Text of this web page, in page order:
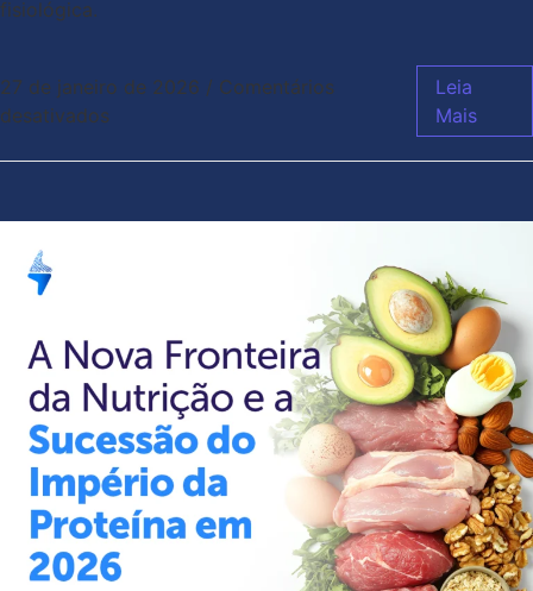
fisiológica.
27 de janeiro de 2026 / Comentários
desativados
Leia
Mais